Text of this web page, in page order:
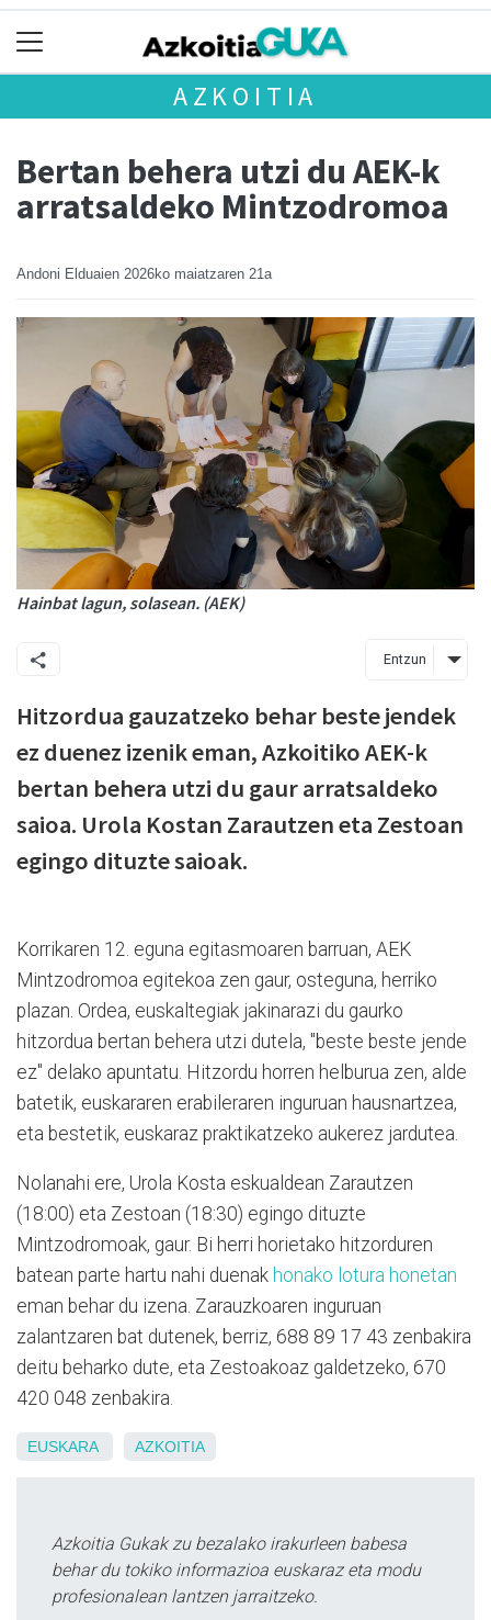
AZKOITIA
Bertan behera utzi du AEK-k
arratsaldeko Mintzodromoa
Andoni Elduaien 2026ko maiatzaren 21a
Hainbat lagun, solasean. (AEK)
Entzun
Hitzordua gauzatzeko behar beste jendek
ez duenez izenik eman, Azkoitiko AEK-k
bertan behera utzi du gaur arratsaldeko
saioa. Urola Kostan Zarautzen eta Zestoan
egingo dituzte saioak.
Korrikaren 12. eguna egitasmoaren barruan, AEK
Mintzodromoa egitekoa zen gaur, osteguna, herriko
plazan. Ordea, euskaltegiak jakinarazi du gaurko
hitzordua bertan behera utzi dutela, "beste beste jende
ez" delako apuntatu. Hitzordu horren helburua zen, alde
batetik, euskararen erabileraren inguruan hausnartzea,
eta bestetik, euskaraz praktikatzeko aukerez jardutea.
Nolanahi ere, Urola Kosta eskualdean Zarautzen
(18:00) eta Zestoan (18:30) egingo dituzte
Mintzodromoak, gaur. Bi herri horietako hitzorduren
batean parte hartu nahi duenak honako lotura honetan
eman behar du izena. Zarauzkoaren inguruan
zalantzaren bat dutenek, berriz, 688 89 17 43 zenbakira
deitu beharko dute, eta Zestoakoaz galdetzeko, 670
420 048 zenbakira.
EUSKARA AZKOITIA
Azkoitia Gukak zu bezalako irakurleen babesa
behar du tokiko informazioa euskaraz eta modu
profesionalean lantzen jarraitzeko.